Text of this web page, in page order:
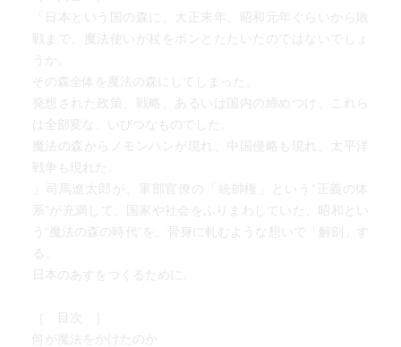
「日本という国の森に、大正末年、昭和元年ぐらいから敗
戦まで、魔法使いが杖をポンとたたいたのではないでしょ
うか。
その森全体を魔法の森にしてしまった。
発想された政策、戦略、あるいは国内の締めつけ、これら
は全部変な、いびつなものでした。
魔法の森からノモンハンが現れ、中国侵略も現れ、太平洋
戦争も現れた。
」司馬遼太郎が、軍部官僚の「統帥権」という“正義の体
系”が充満して、国家や社会をふりまわしていた、昭和とい
う“魔法の森の時代”を、骨身に軋むような想いで「解剖」す
る。
日本のあすをつくるために。
［ 目次 ］
何が魔法をかけたのか